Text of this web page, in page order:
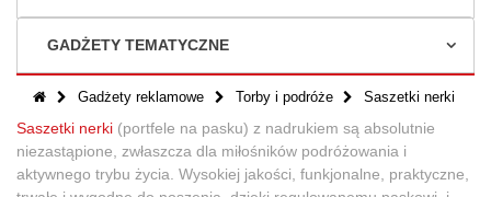
GADŻETY TEMATYCZNE
Gadżety reklamowe Torby i podróże Saszetki nerki
Saszetki nerki (portfele na pasku) z nadrukiem są absolutnie
niezastąpione, zwłaszcza dla miłośników podróżowania i
aktywnego trybu życia. Wysokiej jakości, funkjonalne, praktyczne,